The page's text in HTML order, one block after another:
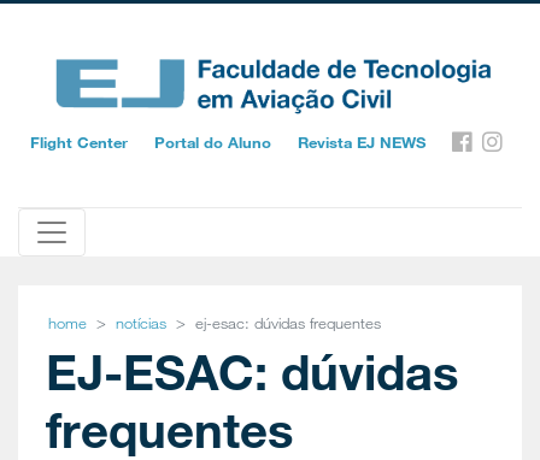
Flight Center Portal do Aluno Revista EJ NEWS
home notícias ej-esac: dúvidas frequentes
EJ-ESAC: dúvidas
frequentes